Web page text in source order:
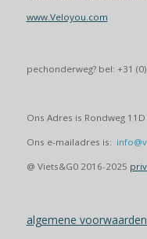
www.Veloyou.com
pechonderweg? bel: +31
Ons Adres is Rondweg
Ons e-mailadres is:
@ Viets&G0 2016-2025
algemene